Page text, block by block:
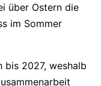
über Ostern die
im Sommer
bis 2027, weshalb